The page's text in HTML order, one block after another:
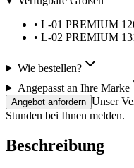
• L-01 PREMIUM
• L-02 PREMIUM
Wie bestellen?
Angepasst an Ihre Marke
Angebot anfordern Unser
Stunden bei Ihnen melden.
Beschreibung